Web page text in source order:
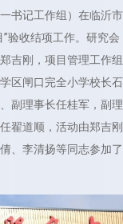
书记工作组）在临沂市
验收结项工作。研究会
吉刚，项目管理工作组
区闸口完全小学校长石
副理事长任桂军，副理
翟道顺，活动由郑吉刚
、李清扬等同志参加了